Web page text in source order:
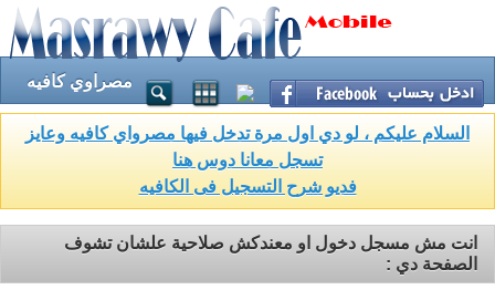
مصراوي كافيه
السلام عليكم ، لو دي اول مرة تدخل فيها مصرواي كافيه وعايز
تسجل معانا دوس هنا
فديو شرح التسجيل فى الكافيه
انت مش مسجل دخول او معندكش صلاحية علشان تشوف
الصفحة دي :